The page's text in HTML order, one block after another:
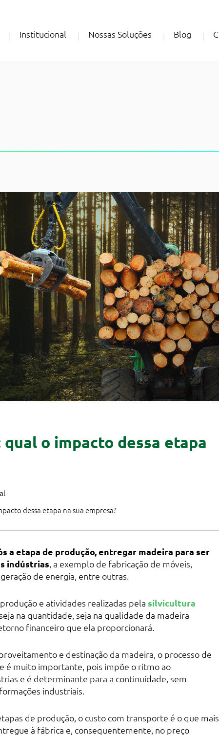
Institucional Nossas Soluções Blog
o impacto dessa etapa
dessa etapa na sua empresa?
a etapa de produção, entregar madeira para ser
indústrias, a exemplo de fabricação de móveis,
de energia, entre outras.
e atividades realizadas pela silvicultura
na quantidade, seja na qualidade da madeira
financeiro que ela proporcionará.
e destinação da madeira, o processo de
é muito importante, pois impõe o ritmo ao
e é determinante para a continuidade, sem
industriais.
de produção, o custo com transporte é o que mais
à fábrica e, consequentemente, no preço